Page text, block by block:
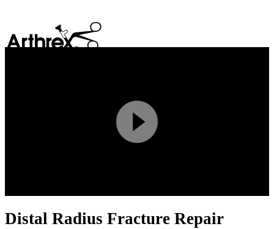
Play
Video
Distal Radius Fracture Repair